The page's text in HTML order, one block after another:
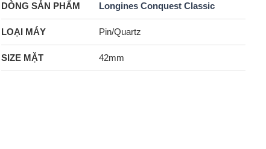
DÒNG SẢN PHẨM Longines Conquest Classic
LOẠI MÁY Pin/Quartz
SIZE MẶT 42mm